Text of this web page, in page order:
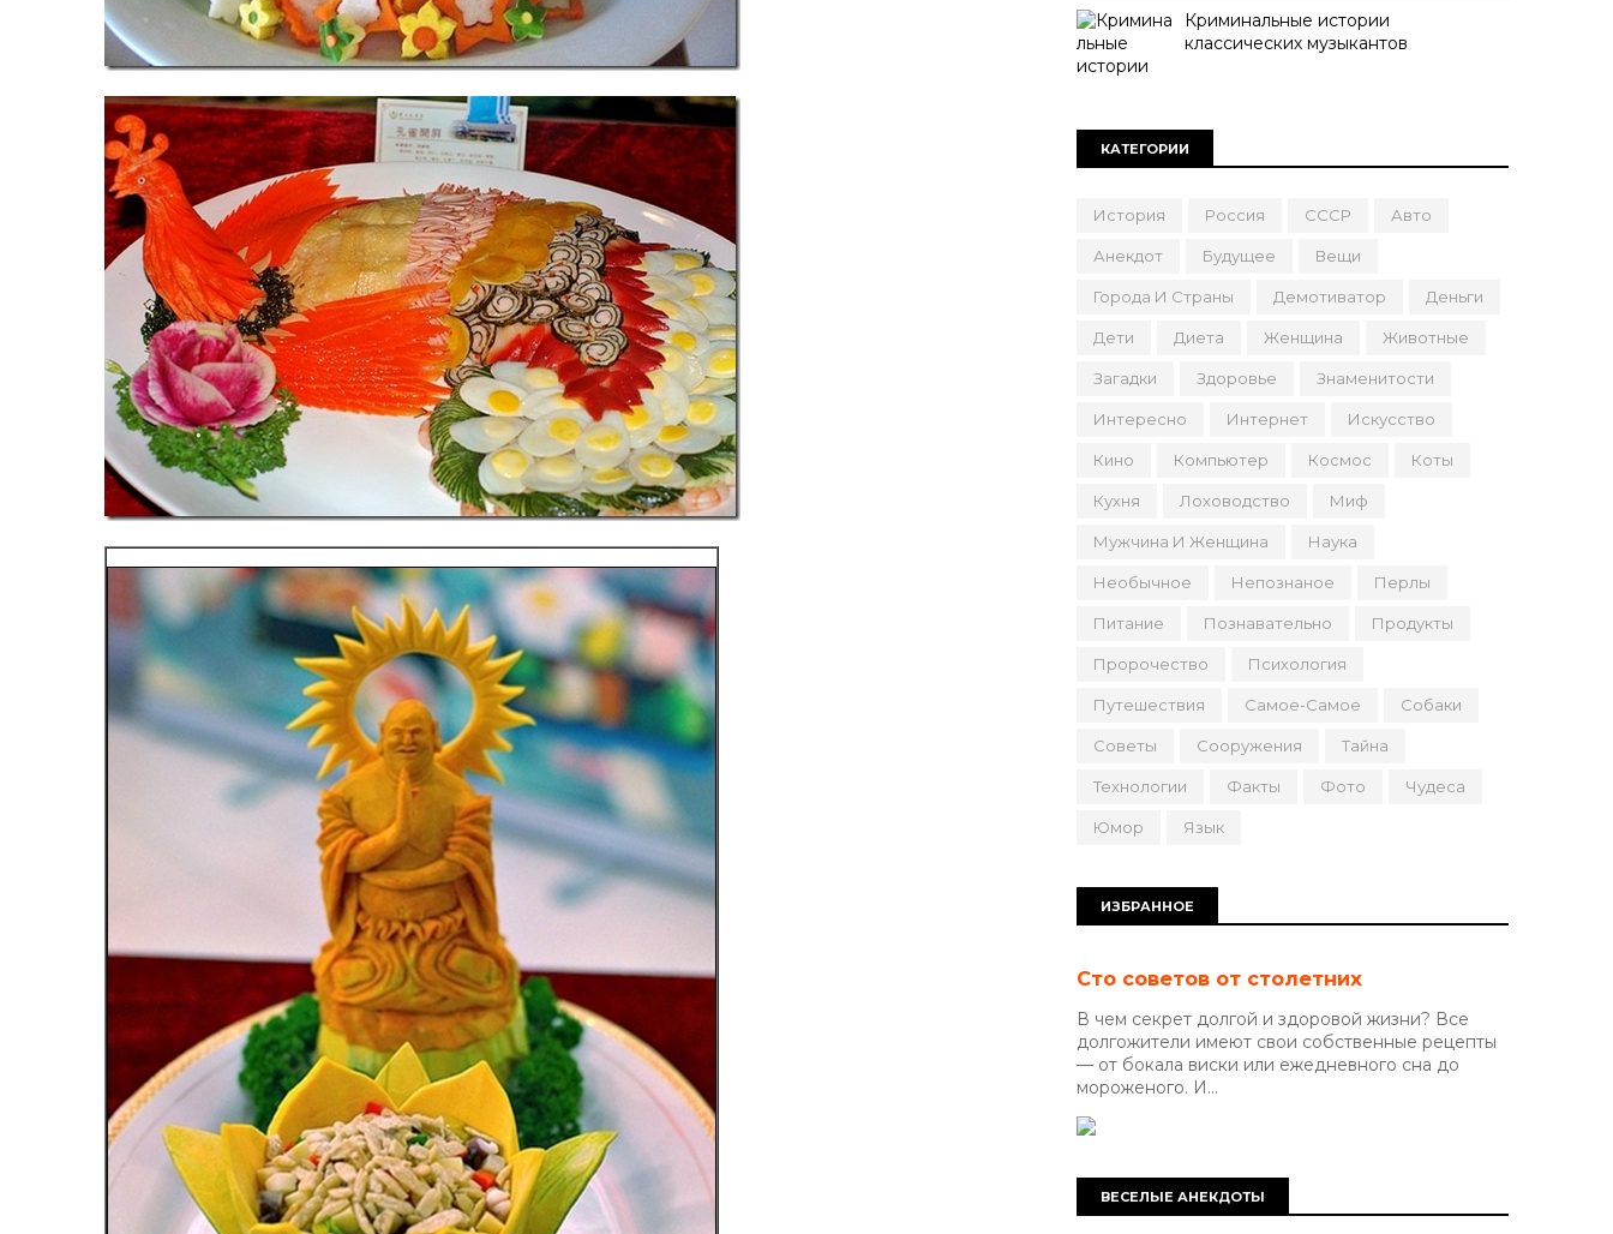
Криминальные истории
классических музыкантов
КАТЕГОРИИ
История Россия СССР Авто
Анекдот Будущее Вещи
Города И Страны Демотиватор Деньги
Дети Диета Женщина Животные
Загадки Здоровье Знаменитости
Интересно Интернет Искусство
Кино Компьютер Космос Коты
Кухня Лоховодство Миф
Мужчина И Женщина Наука
Необычное Непознаное Перлы
Питание Познавательно Продукты
Пророчество Психология
Путешествия Самое-Самое Собаки
Советы Сооружения Тайна
Технологии Факты Фото Чудеса
Юмор Язык
ИЗБРАННОЕ
Сто советов от столетних
В чем секрет долгой и здоровой жизни? Все
долгожители имеют свои собственные рецепты
— от бокала виски или ежедневного сна до
мороженого. И...
ВЕСЕЛЫЕ АНЕКДОТЫ